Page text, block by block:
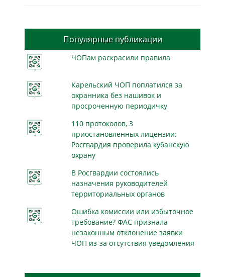
Популярные публикации
ЧОПам раскрасили правила
Карельский ЧОП поплатился за
охранника без нашивок и
просроченную периодичку
110 протоколов, 3
приостановленных лицензии:
Росгвардия проверила кубанскую
охрану
В Росгвардии состоялись
назначения руководителей
территориальных органов
Ошибка комиссии или избыточное
требование? ФАС признала
незаконным отклонение заявки
ЧОП из-за отсутствия уведомления